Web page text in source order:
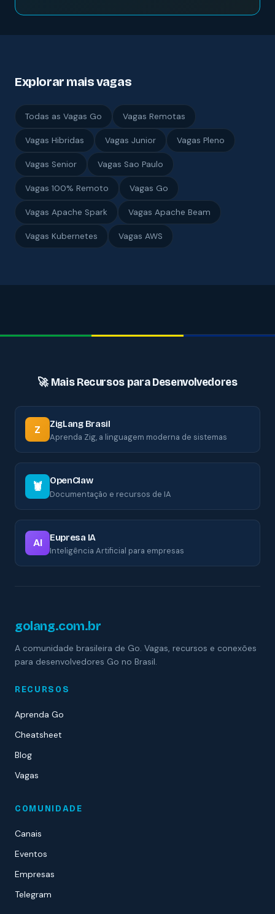
Explorar mais vagas
Todas as Vagas Go Vagas Remotas
Vagas Hibridas Vagas Junior Vagas Pleno
Vagas Senior Vagas Sao Paulo
Vagas 100% Remoto Vagas Go
Vagas Apache Spark Vagas Apache Beam
Vagas Kubernetes Vagas AWS
🚀 Mais Recursos para Desenvolvedores
Z ZigLang Brasil
Aprenda Zig, a linguagem moderna de sistemas
🦞 OpenClaw
Documentação e recursos de IA
AI Eupresa IA
Inteligência Artificial para empresas
golang.com.br
A comunidade brasileira de Go. Vagas, recursos e conexões
para desenvolvedores Go no Brasil.
RECURSOS
Aprenda Go
Cheatsheet
Blog
Vagas
COMUNIDADE
Canais
Eventos
Empresas
Telegram